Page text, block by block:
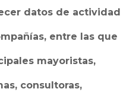
datos de actividad
entre las que
mayoristas,
consultoras,